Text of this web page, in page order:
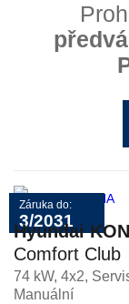
Záruka do:
3/2031
Hyundai
Comfort Club
74 kW, 4x2,
Manuální